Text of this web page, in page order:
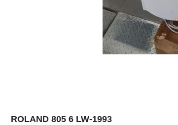
ROLAND 805 6 LW-1993